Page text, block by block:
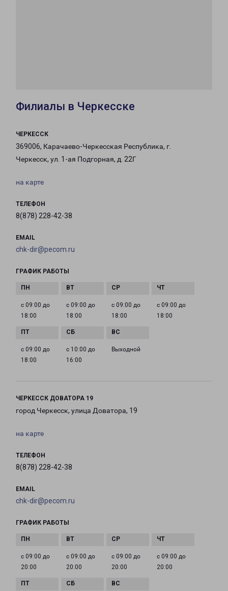
Филиалы в Черкесске
ЧЕРКЕССК
369006, Карачаево-Черкесская Республика, г.
Черкесск, ул. 1-ая Подгорная, д. 22Г
на карте
ТЕЛЕФОН
8(878) 228-42-38
EMAIL
chk-dir@pecom.ru
ГРАФИК РАБОТЫ
с 09:00 до
18:00
с 09:00 до
18:00
с 09:00 до
18:00
с 09:00 до
18:00
с 09:00 до
18:00
с 10:00 до
16:00
Выходной
ЧЕРКЕССК ДОВАТОРА 19
город Черкесск, улица Доватора, 19
на карте
ТЕЛЕФОН
8(878) 228-42-38
EMAIL
chk-dir@pecom.ru
ГРАФИК РАБОТЫ
с 09:00 до
20:00
с 09:00 до
20:00
с 09:00 до
20:00
с 09:00 до
20:00